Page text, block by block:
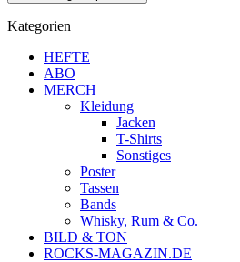
Kategorien
HEFTE
ABO
MERCH
Kleidung
Jacken
T-Shirts
Sonstiges
Poster
Tassen
Bands
Whisky, Rum & Co.
BILD & TON
ROCKS-MAGAZIN.DE